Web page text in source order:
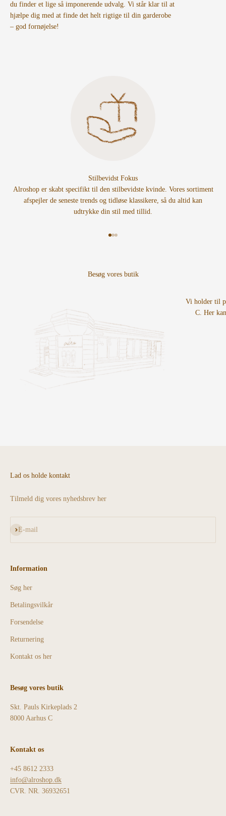
du finder et lige så imponerende udvalg. Vi står klar til at
hjælpe dig med at finde det helt rigtige til din garderobe
– god fornøjelse!
Stilbevidst Fokus
Alroshop er skabt specifikt til den stilbevidste kvinde. Vores sortiment
afspejler de seneste trends og tidløse klassikere, så du altid kan
udtrykke din stil med tillid.
Vi holder til
C. Her
Lad os holde kontakt
Tilmeld dig vores nyhedsbrev her
E-mail
Abonnér
Information
Søg her
Betalingsvilkår
Forsendelse
Returnering
Kontakt os her
Besøg vores butik
Skt. Pauls Kirkeplads 2
8000 Aarhus C
Kontakt os
+45 8612 2333
info@alroshop.dk
CVR. NR. 36932651